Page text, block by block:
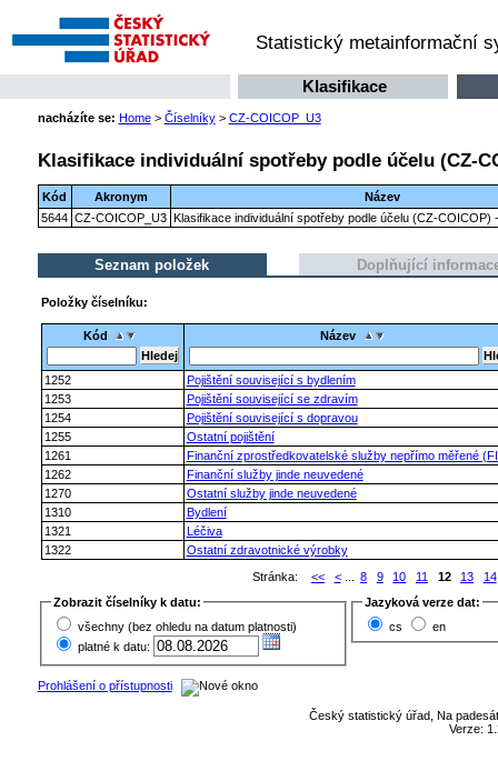
Statistický metainformační
Klasifikace
nacházíte se: Home> Číselníky> CZ-COICOP_U3
Klasifikace individuální spotřeby podle účelu (CZ-
Kód Akronym
Název
5644 CZ-COICOP_U3 Klasifikace individuální spotřeby podle účelu (CZ-COICOP)
Seznam položek Doplňující
Položky číselníku:
Kód Název
1252
Pojištění související s bydlením
1253
Pojištění související se zdravím
1254
Pojištění související s dopravou
1255
Ostatní pojištění
1261
Finanční zprostředkovatelské služby nepřímo měřené
1262
Finanční služby jinde neuvedené
1270
Ostatní služby jinde neuvedené
1310
Bydlení
1321
Léčiva
1322
Ostatní zdravotnické výrobky
Stránka:
<< <... 8 9 10 11 12 13
14
Zobrazit číselníky k datu:
všechny (bez ohledu na datum platnosti)
platné k datu:
Jazyková verze dat:
cs
en
Prohlášení o přístupnosti
Český statistický úřad, Na
Verze: